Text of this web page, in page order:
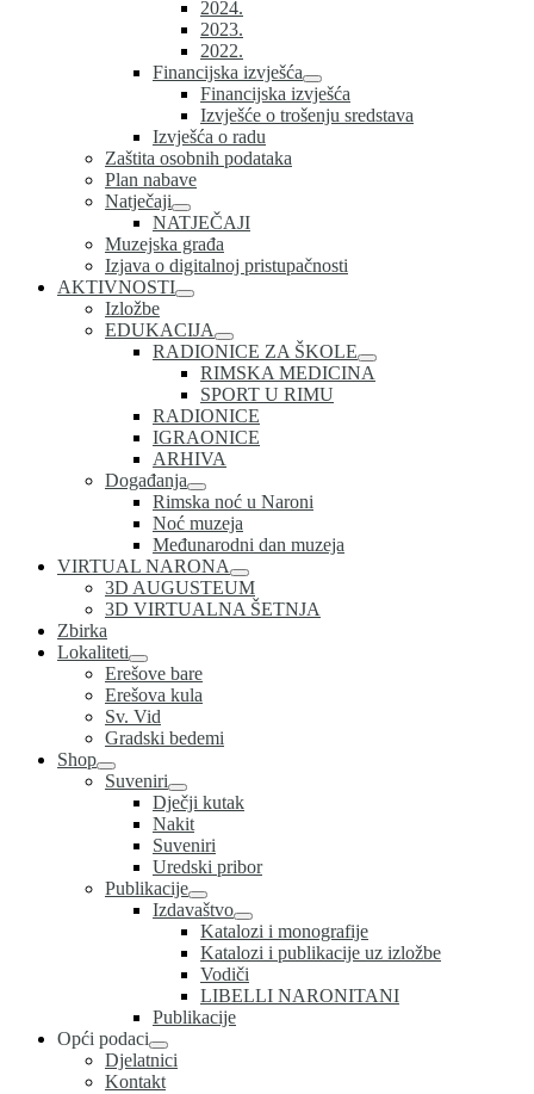
2024.
2023.
2022.
Financijska izvješća
Financijska izvješća
Izvješće o trošenju sredstava
Izvješća o radu
Zaštita osobnih podataka
Plan nabave
Natječaji
NATJEČAJI
Muzejska građa
Izjava o digitalnoj pristupačnosti
AKTIVNOSTI
Izložbe
EDUKACIJA
RADIONICE ZA ŠKOLE
RIMSKA MEDICINA
SPORT U RIMU
RADIONICE
IGRAONICE
ARHIVA
Događanja
Rimska noć u Naroni
Noć muzeja
Međunarodni dan muzeja
VIRTUAL NARONA
3D AUGUSTEUM
3D VIRTUALNA ŠETNJA
Zbirka
Lokaliteti
Erešove bare
Erešova kula
Sv. Vid
Gradski bedemi
Shop
Suveniri
Dječji kutak
Nakit
Suveniri
Uredski pribor
Publikacije
Izdavaštvo
Katalozi i monografije
Katalozi i publikacije uz izložbe
Vodiči
LIBELLI NARONITANI
Publikacije
Opći podaci
Djelatnici
Kontakt